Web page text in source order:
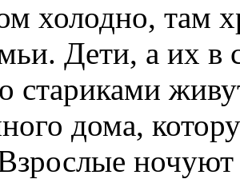
холодно, там
Дети, а их
стариками
дома,